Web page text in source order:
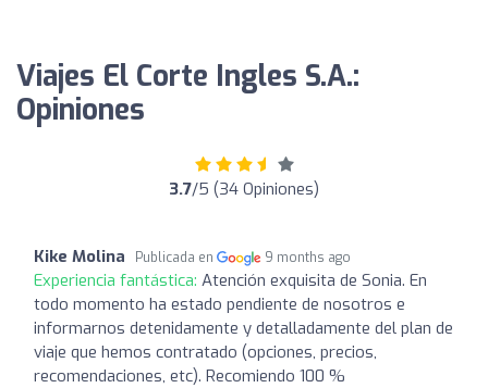
Viajes El Corte Ingles S.A.:
Opiniones
3.7/5 (34 Opiniones)
Kike Molina Publicada en 9 months ago
Experiencia fantástica: Atención exquisita de Sonia. En
todo momento ha estado pendiente de nosotros e
informarnos detenidamente y detalladamente del plan de
viaje que hemos contratado (opciones, precios,
recomendaciones, etc). Recomiendo 100 %